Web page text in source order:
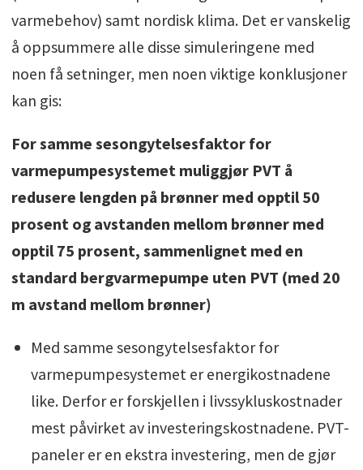
varmebehov) samt nordisk klima. Det er vanskelig
å oppsummere alle disse simuleringene med
noen få setninger, men noen viktige konklusjoner
kan gis:
For samme sesongytelsesfaktor for
varmepumpesystemet muliggjør PVT å
redusere lengden på brønner med opptil 50
prosent og avstanden mellom brønner med
opptil 75 prosent, sammenlignet med en
standard bergvarmepumpe uten PVT (med 20
m avstand mellom brønner)
Med samme sesongytelsesfaktor for
varmepumpesystemet er energikostnadene
like. Derfor er forskjellen i livssykluskostnader
mest påvirket av investeringskostnadene. PVT-
paneler er en ekstra investering, men de gjør